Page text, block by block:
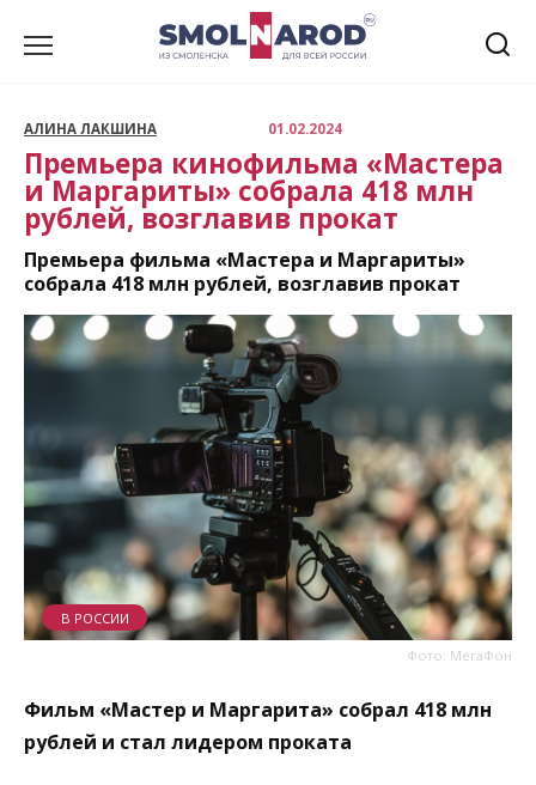
АЛИНА ЛАКШИНА 01.02.2024
Премьера кинофильма «Мастера
и Маргариты» собрала 418 млн
рублей, возглавив прокат
Премьера фильма «Мастера и Маргариты»
собрала 418 млн рублей, возглавив прокат
Фото: МегаФон
В РОССИИ
Фильм «Мастер и Маргарита» собрал 418 млн
рублей и стал лидером проката